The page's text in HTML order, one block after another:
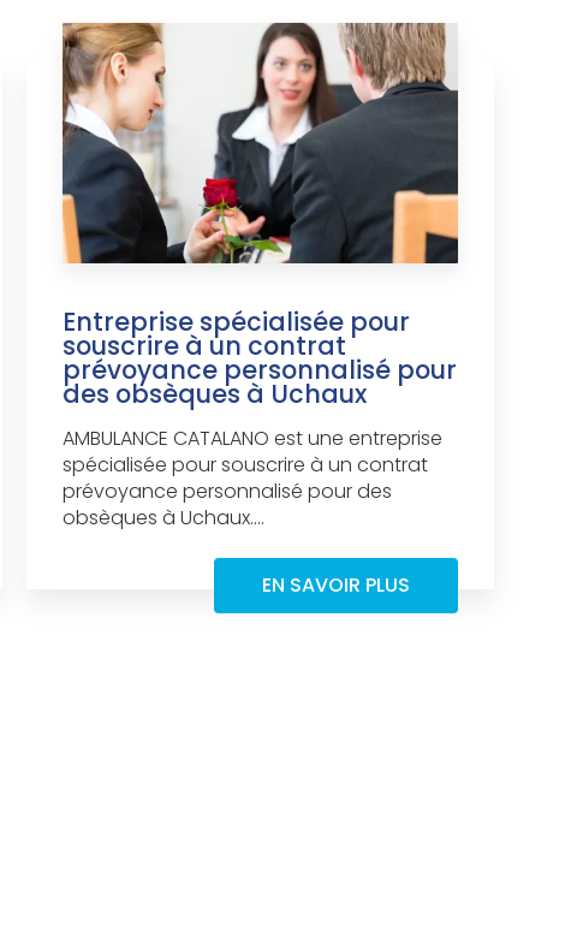
Entreprise spécialisée pour
souscrire à un contrat
prévoyance personnalisé pour
des obsèques à Uchaux
AMBULANCE CATALANO est une entreprise
spécialisée pour souscrire à un contrat
prévoyance personnalisé pour des
obsèques à Uchaux....
EN SAVOIR PLUS